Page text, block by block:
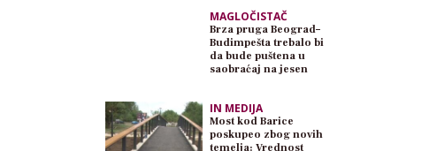
MAGLOČISTAČ
Brza pruga Beograd–
Budimpešta trebalo bi
da bude puštena u
saobraćaj na jesen
IN MEDIJA
Most kod Barice
poskupeo zbog novih
temelja: Vrednost